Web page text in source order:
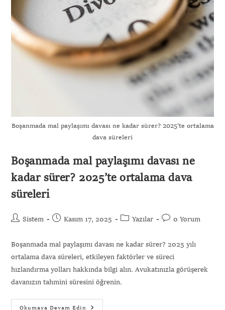
Boşanmada mal paylaşımı davası ne kadar sürer? 2025’te ortalama
dava süreleri
Boşanmada mal paylaşımı davası ne
kadar sürer? 2025’te ortalama dava
süreleri
Sistem Kasım 17, 2025 Yazılar 0 Yorum
Boşanmada mal paylaşımı davası ne kadar sürer? 2025 yılı
ortalama dava süreleri, etkileyen faktörler ve süreci
hızlandırma yolları hakkında bilgi alın. Avukatınızla görüşerek
davanızın tahmini süresini öğrenin.
Okumaya Devam Edin